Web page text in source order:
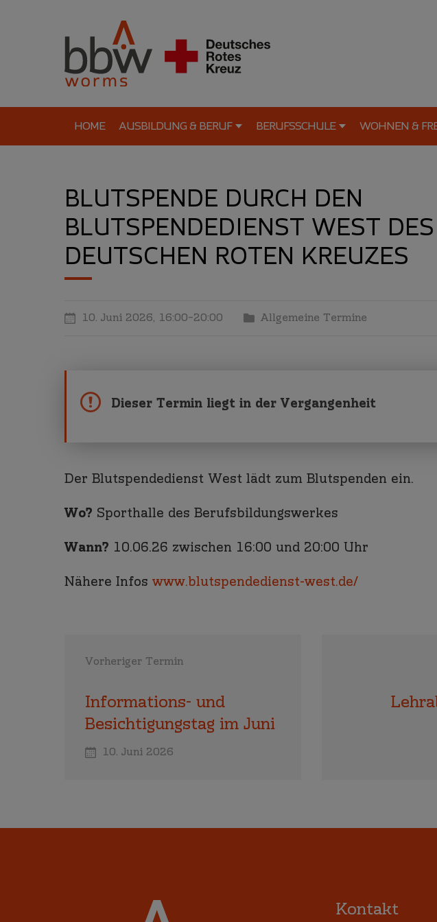
HOME AUSBILDUNG & BERUF BERUFSSCHULE WOHNEN &
BLUTSPENDE DURCH DEN
BLUTSPENDEDIENST WEST DES
DEUTSCHEN ROTEN KREUZES
10. Juni 2026, 16:00–20:00 Allgemeine Termine
Dieser Termin liegt in der Vergangenheit
Der Blutspendedienst West lädt zum Blutspenden ein.
Wo? Sporthalle des Berufsbildungswerkes
Wann? 10.06.26 zwischen 16:00 und 20:00 Uhr
Nähere Infoswww.blutspendedienst-west.de/
Vorheriger Termin
Informations- und
Besichtigungstag im Juni
10. Juni 2026
Kontakt